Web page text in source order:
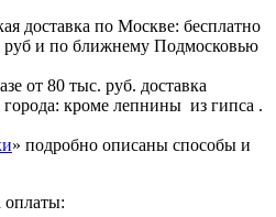
доставка по Москве: бесплатно
руб и по ближнему Подмосковью
от 80 тыс. руб. доставка
города: кроме лепнины из гипса .
» подробно описаны способы и
оплаты: